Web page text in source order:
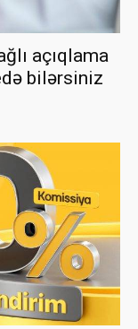
açıqlama
bilərsiniz